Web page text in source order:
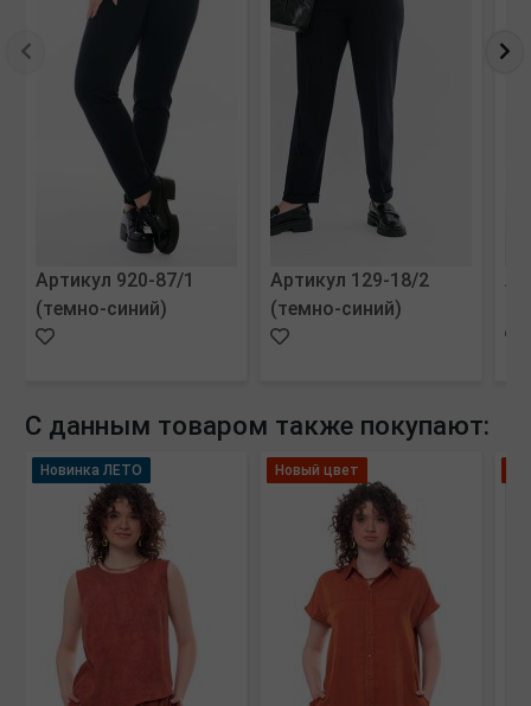
Артикул 920-87/1
(темно-синий)
Артикул 129-18/2
(темно-синий)
С данным товаром также покупают:
Новинка ЛЕТО Новый цвет